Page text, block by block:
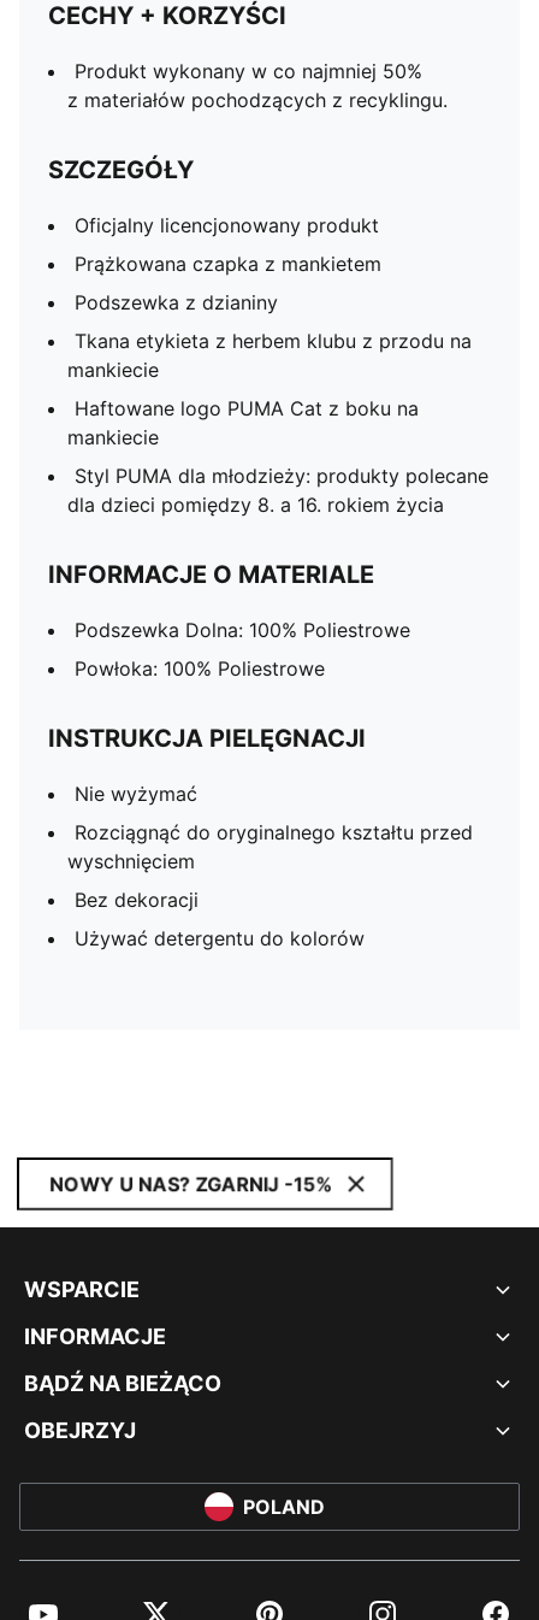
CECHY + KORZYŚCI
Produkt wykonany w co najmniej 50%
z materiałów pochodzących z recyklingu.
SZCZEGÓŁY
Oficjalny licencjonowany produkt
Prążkowana czapka z mankietem
Podszewka z dzianiny
Tkana etykieta z herbem klubu z przodu na
mankiecie
Haftowane logo PUMA Cat z boku na
mankiecie
Styl PUMA dla młodzieży: produkty polecane
dla dzieci pomiędzy 8. a 16. rokiem życia
INFORMACJE O MATERIALE
Podszewka Dolna: 100% Poliestrowe
Powłoka: 100% Poliestrowe
INSTRUKCJA PIELĘGNACJI
Nie wyżymać
Rozciągnąć do oryginalnego kształtu przed
wyschnięciem
Bez dekoracji
Używać detergentu do kolorów
NOWY U NAS? ZGARNIJ -15%
WSPARCIE
INFORMACJE
BĄDŹ NA BIEŻĄCO
OBEJRZYJ
POLAND